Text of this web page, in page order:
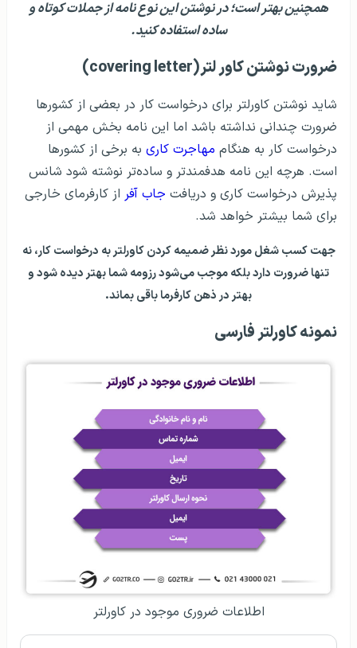
همچنین بهتر است؛ در نوشتن این نوع نامه از جملات کوتاه و
ساده استفاده کنید.
ضرورت نوشتن کاور لتر(covering letter)
شاید نوشتن کاورلتر برای درخواست کار در بعضی از کشورها
ضرورت چندانی نداشته باشد اما این نامه بخش مهمی از
درخواست کار به هنگام مهاجرت کاری به برخی از کشورها
است. هرچه این نامه هدفمند‌تر و ساده‌تر نوشته شود شانس
پذیرش درخواست کاری و دریافت جاب آفر از کارفرمای خارجی
برای شما بیشتر خواهد شد.
جهت کسب شغل مورد نظر ضمیمه کردن کاورلتر به درخواست کار، نه
تنها ضرورت دارد بلکه موجب می‌شود رزومه‌ شما بهتر دیده شود و
بهتر در ذهن کارفرما باقی بماند.
نمونه‌ کاورلتر فارسی
اطلاعات ضروری موجود در کاورلتر